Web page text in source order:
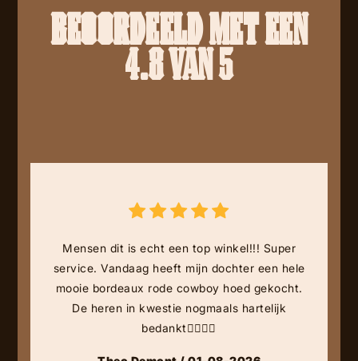
BEOORDEELD MET EEN
4.8 VAN 5
Mensen dit is echt een top winkel!!! Super
service. Vandaag heeft mijn dochter een hele
mooie bordeaux rode cowboy hoed gekocht.
De heren in kwestie nogmaals hartelijk
bedankt👍🏻👍🏻